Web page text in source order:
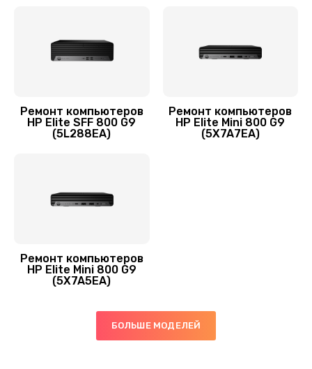
Ремонт компьютеров
HP Elite SFF 800 G9
(5L288EA)
Ремонт компьютеров
HP Elite Mini 800 G9
(5X7A7EA)
Ремонт компьютеров
HP Elite Mini 800 G9
(5X7A5EA)
БОЛЬШЕ МОДЕЛЕЙ